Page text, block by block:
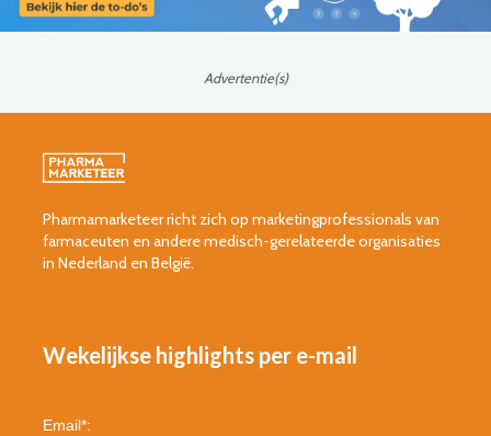
Advertentie(s)
Pharmamarketeer richt zich op marketingprofessionals van
farmaceuten en andere medisch-gerelateerde organisaties
in Nederland en België.
Wekelijkse highlights per e-mail
Email*: